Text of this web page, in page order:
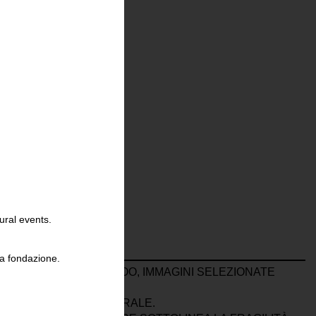
BOHNCHANG KOO, IMMAGINI SELEZIONATE
PATRIMONIO CULTURALE.
events.
fondazione.